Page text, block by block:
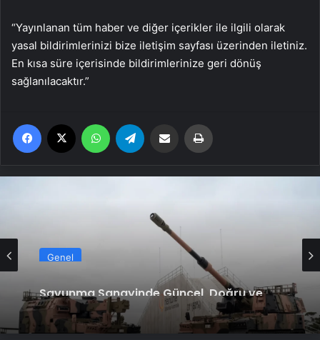
“Yayınlanan tüm haber ve diğer içerikler ile ilgili olarak
yasal bildirimlerinizi bize iletişim sayfası üzerinden iletiniz.
En kısa süre içerisinde bildirimlerinize geri dönüş
sağlanılacaktır.”
Facebook WhatsApp Email'den paylaş
Genel
Savunma Sanayinde Güncel, Doğru ve
Teknik Haberler